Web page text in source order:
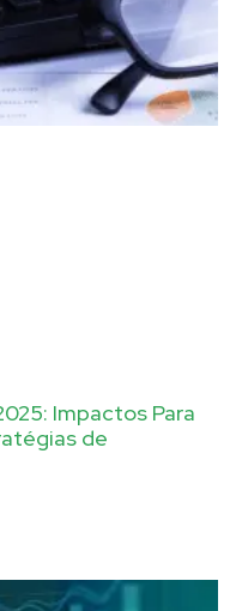
Impactos Para
de